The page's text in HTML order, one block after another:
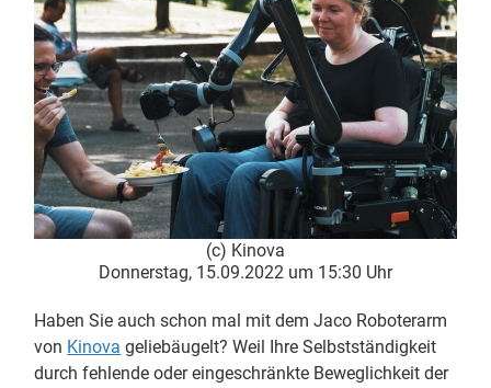
(c) Kinova
Donnerstag, 15.09.2022 um 15:30 Uhr
Haben Sie auch schon mal mit dem Jaco Roboterarm
von Kinova geliebäugelt? Weil Ihre Selbstständigkeit
durch fehlende oder eingeschränkte Beweglichkeit der